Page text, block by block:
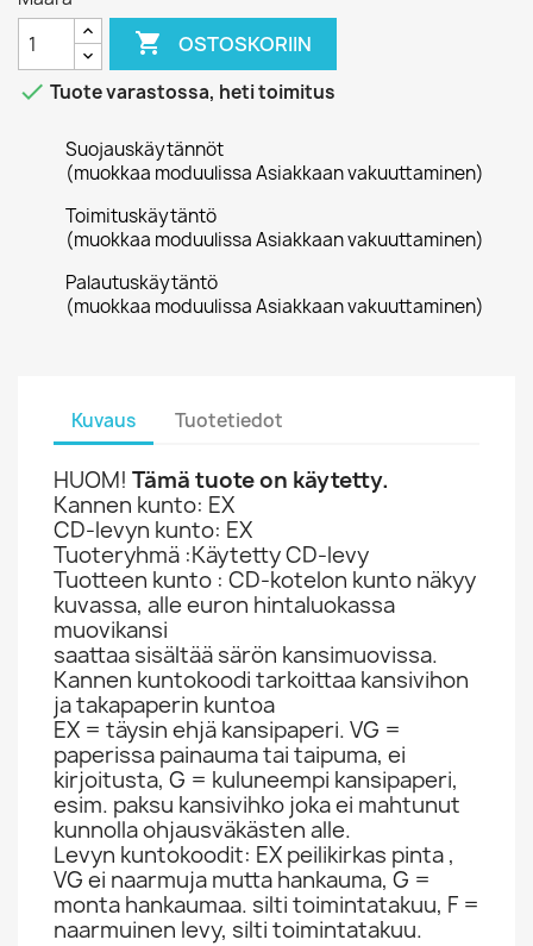
 OSTOSKORIIN
 Tuote varastossa, heti toimitus
Suojauskäytännöt
(muokkaa moduulissa Asiakkaan vakuuttaminen)
Toimituskäytäntö
(muokkaa moduulissa Asiakkaan vakuuttaminen)
Palautuskäytäntö
(muokkaa moduulissa Asiakkaan vakuuttaminen)
Kuvaus Tuotetiedot
HUOM! Tämä tuote on käytetty.
Kannen kunto: EX
CD-levyn kunto: EX
Tuoteryhmä :Käytetty CD-levy
Tuotteen kunto : CD-kotelon kunto näkyy
kuvassa, alle euron hintaluokassa
muovikansi
saattaa sisältää särön kansimuovissa.
Kannen kuntokoodi tarkoittaa kansivihon
ja takapaperin kuntoa
EX = täysin ehjä kansipaperi. VG =
paperissa painauma tai taipuma, ei
kirjoitusta, G = kuluneempi kansipaperi,
esim. paksu kansivihko joka ei mahtunut
kunnolla ohjausväkästen alle.
Levyn kuntokoodit: EX peilikirkas pinta ,
VG ei naarmuja mutta hankauma, G =
monta hankaumaa. silti toimintatakuu, F =
naarmuinen levy, silti toimintatakuu.